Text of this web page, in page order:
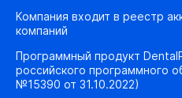
Компания входит в реестр
компаний
Программный продукт
российского программного
№15390 от 31.10.2022)